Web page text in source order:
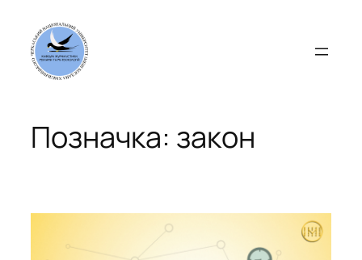
вмісту
Позначка: закон